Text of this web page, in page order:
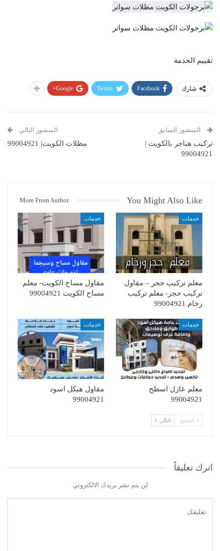
تقييم الخدمة
شارك Facebook
Twitter
Google+
المنشور السابق
تركيب هناجر بالكويت |
99004921
المنشور التالي
مظلات الكويت| 99004921
You Might Also Like
More From Author
خدمات
معلم تركيب حجر – مقاول
تركيب حجر- معلم تركيب
رخام 99004921
خدمات
مقاول مساح الكويت- معلم
مساح الكويت 99004921
خدمات
معلم عازل اسطح
99004921
خدمات
مقاول هيكل اسود
99004921
السابق التالي
اترك تعليقاً
لن يتم نشر بريدك الالكتروني